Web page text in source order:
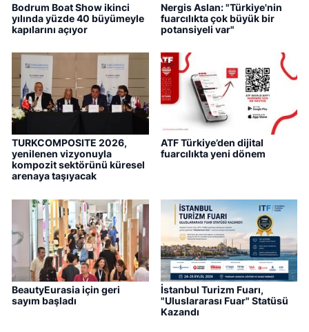
Bodrum Boat Show ikinci
yılında yüzde 40 büyümeyle
kapılarını açıyor
Nergis Aslan: "Türkiye'nin
fuarcılıkta çok büyük bir
potansiyeli var"
TURKCOMPOSITE 2026,
yenilenen vizyonuyla
kompozit sektörünü küresel
arenaya taşıyacak
ATF Türkiye’den dijital
fuarcılıkta yeni dönem
BeautyEurasia için geri
sayım başladı
İstanbul Turizm Fuarı,
"Uluslararası Fuar" Statüsü
Kazandı